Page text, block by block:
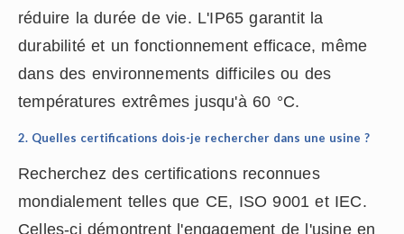
réduire la durée de vie. L'IP65 garantit la
durabilité et un fonctionnement efficace, même
dans des environnements difficiles ou des
températures extrêmes jusqu'à 60 °C.
2. Quelles certifications dois-je rechercher dans une usine ?
Recherchez des certifications reconnues
mondialement telles que CE, ISO 9001 et IEC.
Celles-ci démontrent l'engagement de l'usine en